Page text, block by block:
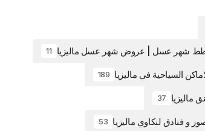
| خطط شهر عسل | عروض شهر عسل ماليزيا 11
السياحية في ماليزيا 189
ماليزيا 37
و فنادق لنكاوي ماليزيا 53